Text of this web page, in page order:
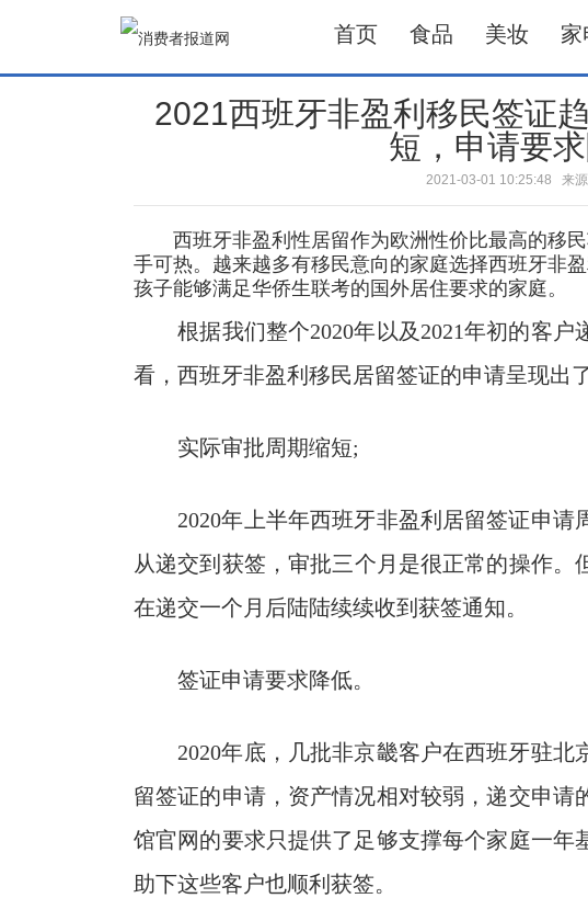
首页 食品 美妆 家
2021西班牙非盈利移民签证
短，申请要
2021-03-01 10:25:48 来
西班牙非盈利性居留作为欧洲性价比最高的移民
手可热。越来越多有移民意向的家庭选择西班牙非
孩子能够满足华侨生联考的国外居住要求的家庭。
根据我们整个2020年以及2021年初的客户
看，西班牙非盈利移民居留签证的申请呈现出
实际审批周期缩短;
2020年上半年西班牙非盈利居留签证申请
从递交到获签，审批三个月是很正常的操作。
在递交一个月后陆陆续续收到获签通知。
签证申请要求降低。
2020年底，几批非京畿客户在西班牙驻北
留签证的申请，资产情况相对较弱，递交申请
馆官网的要求只提供了足够支撑每个家庭一年
助下这些客户也顺利获签。